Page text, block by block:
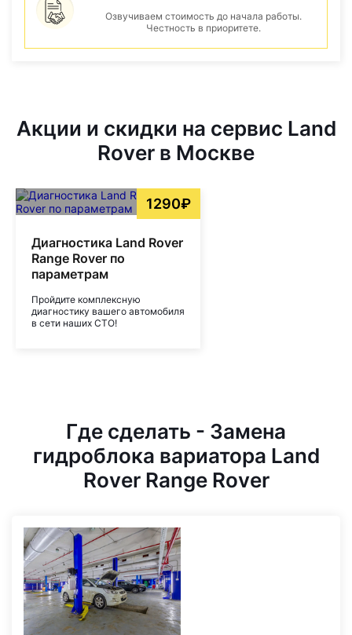
Озвучиваем стоимость до начала работы.
Честность в приоритете.
Акции и скидки на сервис Land
Rover в Москве
1290₽
Диагностика Land Rover
Range Rover по
параметрам
Пройдите комплексную
диагностику вашего автомобиля
в сети наших СТО!
Где сделать - Замена
гидроблока вариатора Land
Rover Range Rover